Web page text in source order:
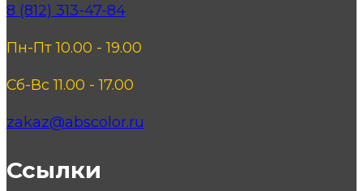
8 (812) 313-47-84
Пн-Пт 10.00 - 19.00
Сб-Вс 11.00 - 17.00
zakaz@abscolor.ru
Ссылки